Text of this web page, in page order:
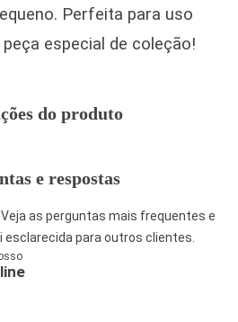
Perfeita para uso
especial de coleção!
do produto
e respostas
as perguntas mais frequentes e
esclarecida para outros clientes.